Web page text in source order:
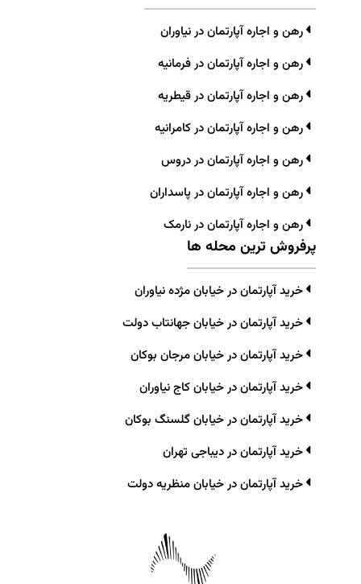
رهن و اجاره آپارتمان در نیاوران
رهن و اجاره آپارتمان در فرمانیه
رهن و اجاره آپارتمان در قیطریه
رهن و اجاره آپارتمان در کامرانیه
رهن و اجاره آپارتمان در دروس
رهن و اجاره آپارتمان در پاسداران
رهن و اجاره آپارتمان در نارمک
پرفروش ترین محله ها
خرید آپارتمان در خیابان مژده نیاوران
خرید آپارتمان در خیابان جهانتاب دولت
خرید آپارتمان در خیابان مرجان بوکان
خرید آپارتمان در خیابان کاج نیاوران
خرید آپارتمان در خیابان گلسنگ بوکان
خرید آپارتمان در دیباجی تهران
خرید آپارتمان در خیابان منظریه دولت